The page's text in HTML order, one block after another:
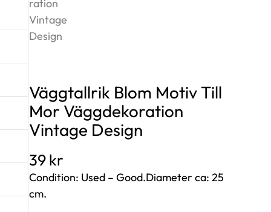
Väggtallrik Blom Motiv Till
Mor Väggdekoration
Vintage Design
39kr
Condition: Used – Good.Diameter ca: 25
cm.